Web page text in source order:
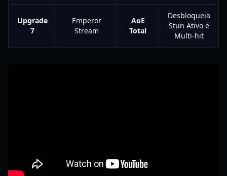
Upgrade
7
Emperor
Stream
AoE
Total
Desbloqueia
Stun Ativo e
Multi-hit